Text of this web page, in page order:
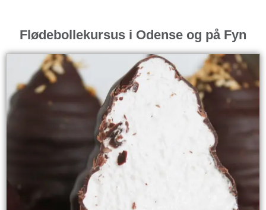
Flødebollekursus i Odense og på Fyn